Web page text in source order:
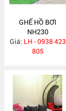
GHẾ HỒ BƠI
NH230
Giá: LH - 0938 423
805